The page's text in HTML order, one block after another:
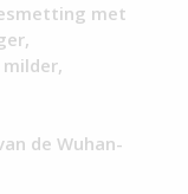
met
de Wuhan-